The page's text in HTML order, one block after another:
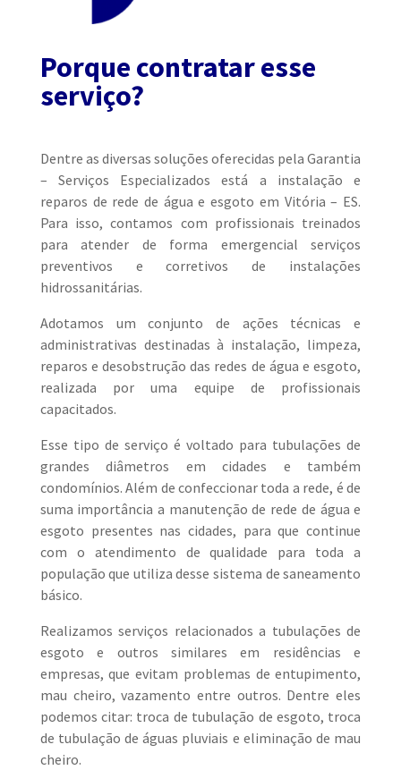
Porque contratar esse
serviço?
Dentre as diversas soluções oferecidas pela Garantia
– Serviços Especializados está a instalação e
reparos de rede de água e esgoto em Vitória – ES.
Para isso, contamos com profissionais treinados
para atender de forma emergencial serviços
preventivos e corretivos de instalações
hidrossanitárias.
Adotamos um conjunto de ações técnicas e
administrativas destinadas à instalação, limpeza,
reparos e desobstrução das redes de água e esgoto,
realizada por uma equipe de profissionais
capacitados.
Esse tipo de serviço é voltado para tubulações de
grandes diâmetros em cidades e também
condomínios. Além de confeccionar toda a rede, é de
suma importância a manutenção de rede de água e
esgoto presentes nas cidades, para que continue
com o atendimento de qualidade para toda a
população que utiliza desse sistema de saneamento
básico.
Realizamos serviços relacionados a tubulações de
esgoto e outros similares em residências e
empresas, que evitam problemas de entupimento,
mau cheiro, vazamento entre outros. Dentre eles
podemos citar: troca de tubulação de esgoto, troca
de tubulação de águas pluviais e eliminação de mau
cheiro.